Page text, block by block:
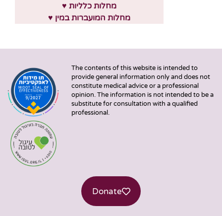
♥ מחלות כלליות
♥ מחלות המועברות במין
The contents of this website is intended to
provide general information only and does not
constitute medical advice or a professional
opinion. The information is not intended to be a
substitute for consultation with a qualified
professional.
Donate